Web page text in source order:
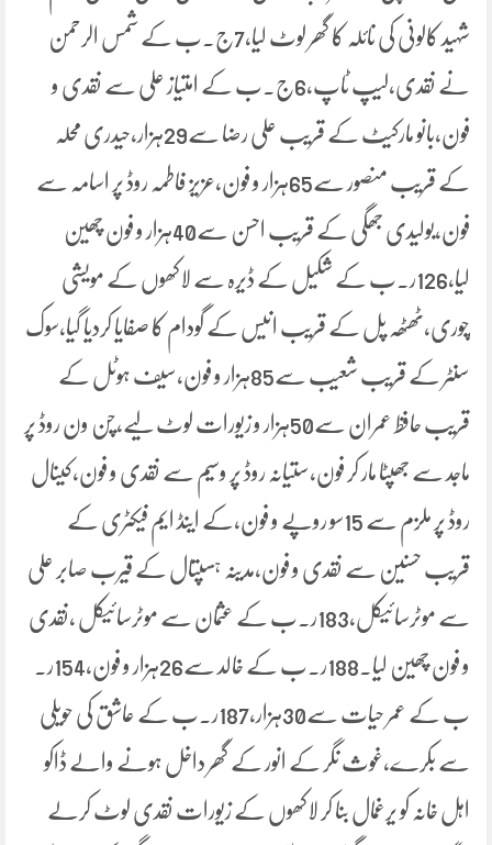
شہید کالونی کی نائلہ کا گھر لوٹ لیا،7ج۔ب کے شمس الرحمن
نے نقدی،لیپ ٹاپ،6ج۔ب کے امتیاز علی سے نقدی و
فون،بانو مارکیٹ کے قریب علی رضا سے29ہزار،حیدری محلہ
کے قریب منصور سے65ہزار و فون،عزیز فاطمہ روڈ پر اسامہ سے
فون،بولیدی جھگی کے قریب احسن سے40ہزار و فون چھین
لیا،126ر۔ب کے شکیل کے ڈیرہ سے لاکھوں کے مویشی
چوری،ٹھٹھہ پل کے قریب انیس کے گودام کا صفایا کردیا گیا،سوک
سنٹر کے قریب شعیب سے85ہزار و فون،سیف ہوٹل کے
قریب حافظ عمران سے50ہزار و زیورات لوٹ لیے،چن ون روڈ پر
ماجد سے جھپٹا مار کر فون،ستیانہ روڈ پر وسیم سے نقدی و فون،کینال
روڈ پر ملزم سے 15سو روپے و فون،کے اینڈ ایم فیکٹری کے
قریب حسنین سے نقدی و فون،مدینہ ہسپتال کے قیرب صابر علی
سے موٹرسائیکل،183ر۔ب کے عثمان سے موٹرسائیکل ،نقدی
و فون چھین لیا۔188ر۔ب کے خالد سے26ہزار و فون،154ر۔
ب کے عمر حیات سے30ہزار،187ر۔ب کے عاشق کی حویلی
سے بکرے،غوث نگر کے انور کے گھر داخل ہونے والے ڈاکو
اہل خانہ کو یرغمال بنا کر لاکھوں کے زیورات نقدی لوٹ کرلے